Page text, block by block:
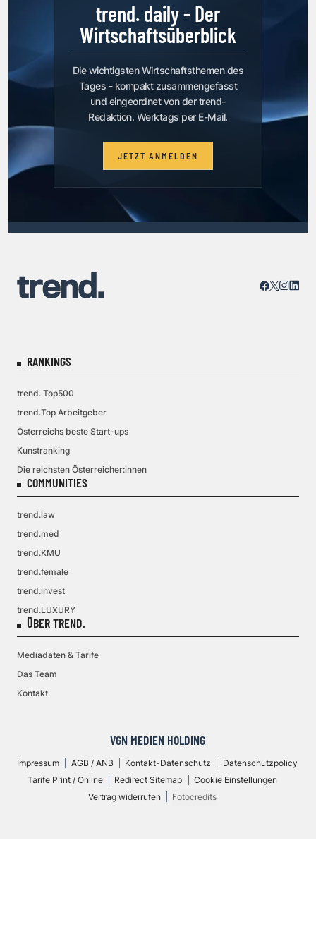
trend. daily - Der
Wirtschaftsüberblick
Die wichtigsten Wirtschaftsthemen des
Tages - kompakt zusammengefasst
und eingeordnet von der trend-
Redaktion. Werktags per E-Mail.
JETZT ANMELDEN
RANKINGS
trend. Top500
trend.Top Arbeitgeber
Österreichs beste Start-ups
Kunstranking
Die reichsten Österreicher:innen
COMMUNITIES
trend.law
trend.med
trend.KMU
trend.female
trend.invest
trend.LUXURY
ÜBER TREND.
Mediadaten & Tarife
Das Team
Kontakt
VGN MEDIEN HOLDING
Impressum AGB / ANB Kontakt-Datenschutz
Datenschutzpolicy
Tarife Print / Online
Redirect Sitemap
Cookie Einstellungen
Vertrag widerrufen
Fotocredits